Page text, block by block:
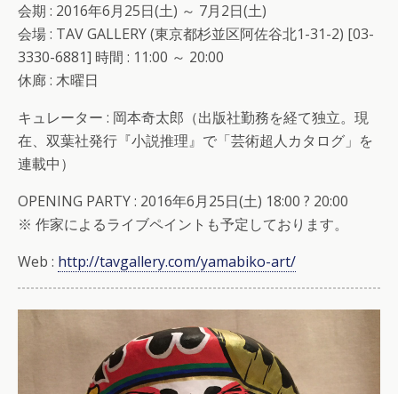
会期 : 2016年6月25日(土) ～ 7月2日(土)
会場 : TAV GALLERY (東京都杉並区阿佐谷北1-31-2) [03-
3330-6881] 時間 : 11:00 ～ 20:00
休廊 : 木曜日
キュレーター : 岡本奇太郎（出版社勤務を経て独立。現
在、双葉社発行『小説推理』で「芸術超人カタログ」を
連載中）
OPENING PARTY : 2016年6月25日(土) 18:00 ? 20:00
※ 作家によるライブペイントも予定しております。
Web : http://tavgallery.com/yamabiko-art/